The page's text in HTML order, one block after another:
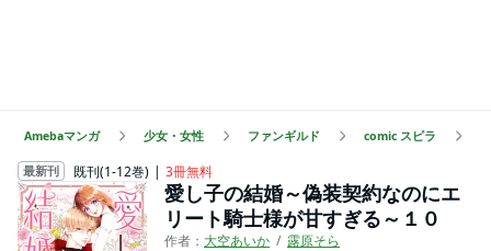
Amebaマンガ 少女・女性 ファンギルド comic スピラ
最新刊 既刊(1-12巻) 3冊無料
愛し子の結婚～偽装契約なのにエ
リート騎士様が甘すぎる～１０
作者： 大空あいか
露原そら